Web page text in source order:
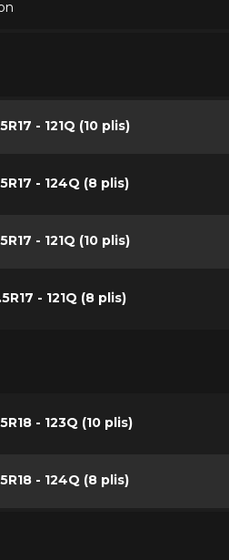
- 121Q (10 plis)
- 124Q (8 plis)
- 121Q (10 plis)
- 121Q (8 plis)
- 123Q (10 plis)
- 124Q (8 plis)